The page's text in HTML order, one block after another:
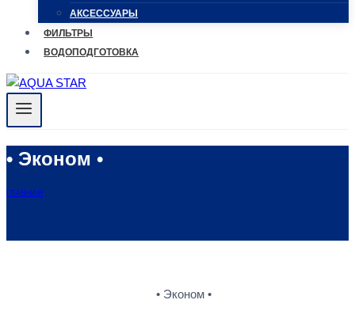
АКСЕССУАРЫ
ФИЛЬТРЫ
ВОДОПОДГОТОВКА
• Эконом •
ГЛАВНАЯ
• Эконом •